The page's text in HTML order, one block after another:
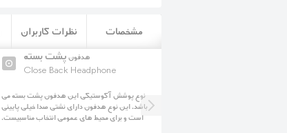
مشخصات نظرات کاربران
هدفونپشت بسته
Close Back Headphone
نوع پوشش آکوستیکی این هدفون پشت بسته می
باشد. این نوع هدفون دارای نشتی صدا خیلی پایینی
است و برای محیط های عمومی انتخاب مناسبیست.